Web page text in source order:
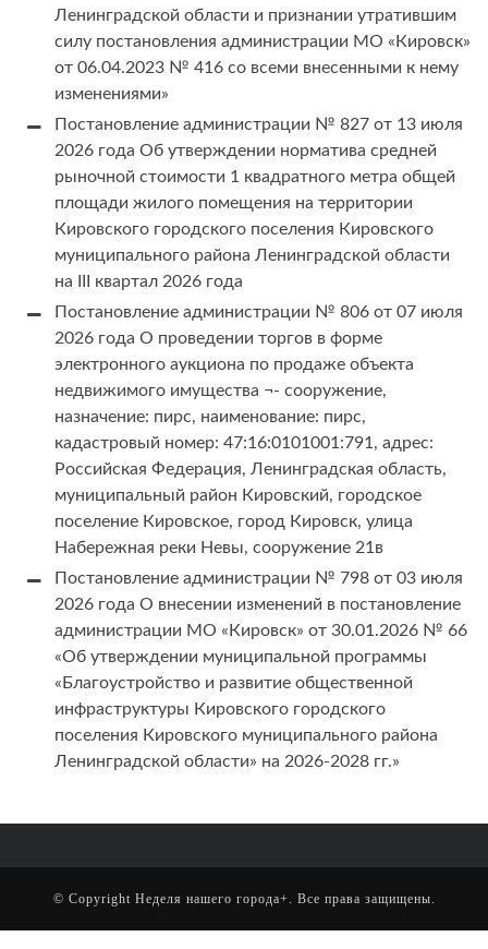
Ленинградской области и признании утратившим
силу постановления администрации МО «Кировск»
от 06.04.2023 № 416 со всеми внесенными к нему
изменениями»
Постановление администрации № 827 от 13 июля
2026 года Об утверждении норматива средней
рыночной стоимости 1 квадратного метра общей
площади жилого помещения на территории
Кировского городского поселения Кировского
муниципального района Ленинградской области
на III квартал 2026 года
Постановление администрации № 806 от 07 июля
2026 года О проведении торгов в форме
электронного аукциона по продаже объекта
недвижимого имущества ¬- сооружение,
назначение: пирс, наименование: пирс,
кадастровый номер: 47:16:0101001:791, адрес:
Российская Федерация, Ленинградская область,
муниципальный район Кировский, городское
поселение Кировское, город Кировск, улица
Набережная реки Невы, сооружение 21в
Постановление администрации № 798 от 03 июля
2026 года О внесении изменений в постановление
администрации МО «Кировск» от 30.01.2026 № 66
«Об утверждении муниципальной программы
«Благоустройство и развитие общественной
инфраструктуры Кировского городского
поселения Кировского муниципального района
Ленинградской области» на 2026-2028 гг.»
© Copyright Неделя нашего города+ . Все права защищены.